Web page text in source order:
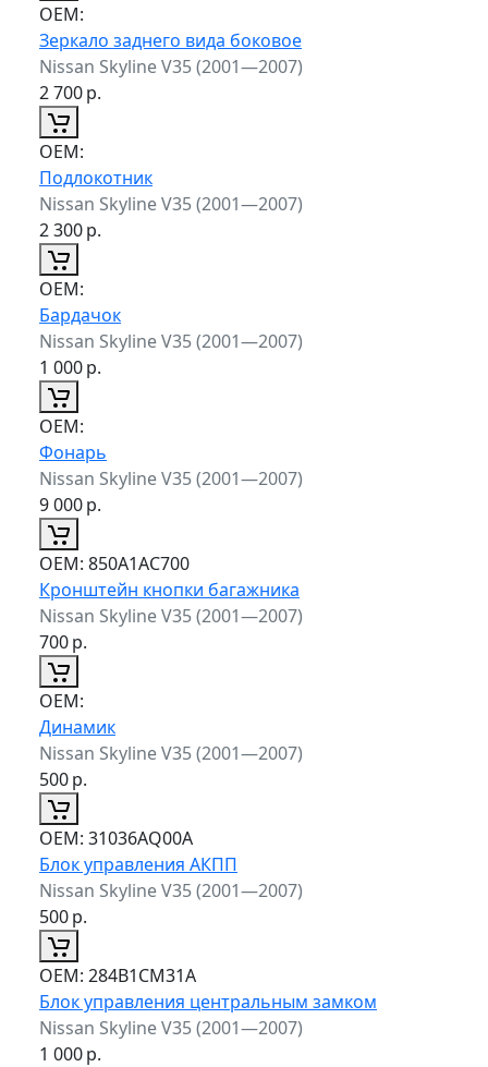
ОЕМ:
Зеркало заднего вида боковое
Nissan Skyline V35 (2001—2007)
2 700р.
ОЕМ:
Подлокотник
Nissan Skyline V35 (2001—2007)
2 300р.
ОЕМ:
Бардачок
Nissan Skyline V35 (2001—2007)
1 000р.
ОЕМ:
Фонарь
Nissan Skyline V35 (2001—2007)
9 000р.
ОЕМ: 850A1AC700
Кронштейн кнопки багажника
Nissan Skyline V35 (2001—2007)
700р.
ОЕМ:
Динамик
Nissan Skyline V35 (2001—2007)
500р.
ОЕМ: 31036AQ00A
Блок управления АКПП
Nissan Skyline V35 (2001—2007)
500р.
ОЕМ: 284B1CM31A
Блок управления центральным замком
Nissan Skyline V35 (2001—2007)
1 000р.